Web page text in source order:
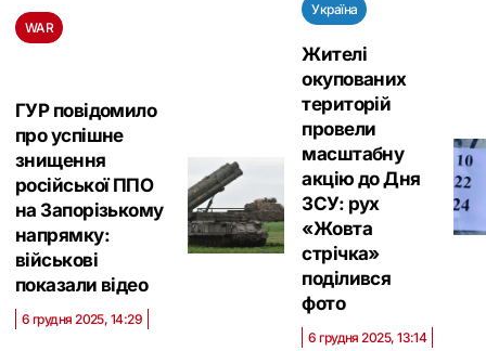
WAR
ГУР повідомило
про успішне
знищення
російської ППО
на Запорізькому
напрямку:
військові
показали відео
6 грудня 2025, 14:29
Україна
Жителі
окупованих
територій
провели
масштабну
акцію до Дня
ЗСУ: рух
«Жовта
стрічка»
поділився
фото
6 грудня 2025, 13:14